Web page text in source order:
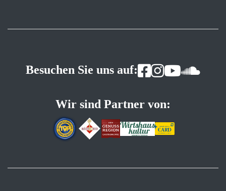
Besuchen Sie uns auf:
Wir sind Partner von: